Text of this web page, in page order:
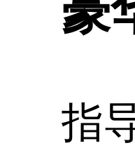
豪
指